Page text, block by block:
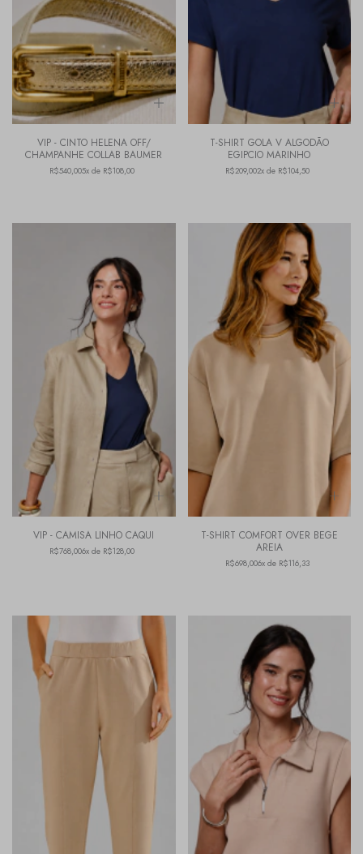
VIP - CINTO HELENA OFF/
CHAMPANHE COLLAB BAUMER
R$540,005x de R$108,00
T-SHIRT GOLA V ALGODÃO
EGIPCIO MARINHO
R$209,002x de R$104,50
VIP - CAMISA LINHO CAQUI
R$768,006x de R$128,00
T-SHIRT COMFORT OVER BEGE
AREIA
R$698,006x de R$116,33